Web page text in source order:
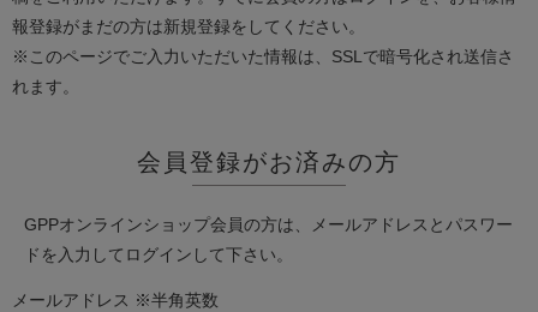
報登録がまだの方は新規登録をしてください。
※このページでご入力いただいた情報は、SSLで暗号化され送信さ
れます。
会員登録がお済みの方
GPPオンラインショップ会員の方は、メールアドレスとパスワー
ドを入力してログインして下さい。
メールアドレス ※半角英数